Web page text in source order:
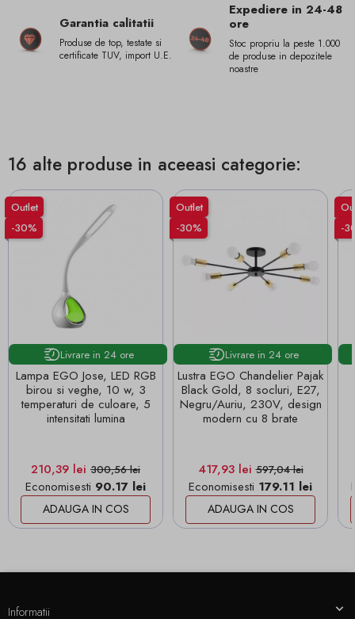
Garantia calitatii
Produse de top, testate si
certificate TUV, import U.E.
Expediere in 24-48
ore
Stoc propriu la peste 1.000
de produse in depozitele
noastre
16 alte produse in aceeasi categorie:
Outlet
-30%
Livrare in 24 ore
Lampa EGO Jose, LED RGB
birou si veghe, 10 w, 3
temperaturi de culoare, 5
intensitati lumina
Pret
210,39 lei Pret de baza
300,56 lei
Economisesti 90.17 lei
ADAUGA IN COS
Outlet
-30%
Livrare in 24 ore
Lustra EGO Chandelier Pajak
Black Gold, 8 socluri, E27,
Negru/Auriu, 230V, design
modern cu 8 brate
Pret
417,93 leiPret de baza
597,04 lei
Economisesti 179.11 lei
ADAUGA IN COS
-
Informatii